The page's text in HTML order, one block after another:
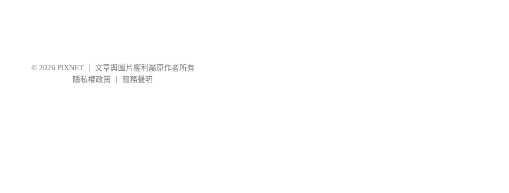
© 2026 PIXNET
文章與圖片權利屬原作者所有
隱私權政策
服務聲明